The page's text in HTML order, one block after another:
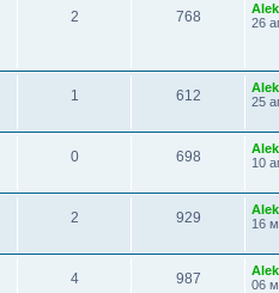
2 768
26
1 612
25
0 698
10
2 929
16
4 987
06